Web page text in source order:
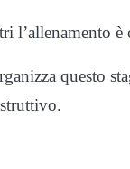
l’allenamento è
questo